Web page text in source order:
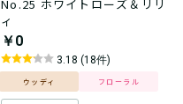
No.25 ホワイトローズ＆リリ
ィ
￥0
3.18 (18件)
ウッディ フローラル